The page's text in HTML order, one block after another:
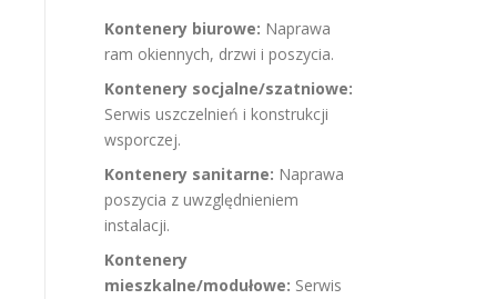
Kontenery biurowe: Naprawa
ram okiennych, drzwi i poszycia.
Kontenery socjalne/szatniowe:
Serwis uszczelnień i konstrukcji
wsporczej.
Kontenery sanitarne: Naprawa
poszycia z uwzględnieniem
instalacji.
Kontenery
mieszkalne/modułowe: Serwis